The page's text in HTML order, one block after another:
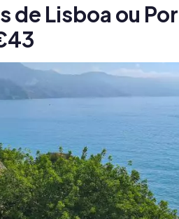
de Lisboa ou